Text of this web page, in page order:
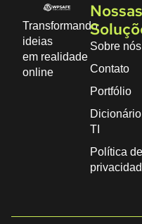
Transformando
ideias
em realidade
online
Nossas
Sobre nós
Contato
Portfólio
TI
Política de